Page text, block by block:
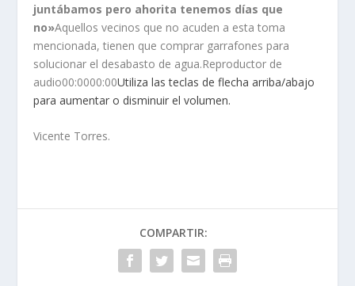
juntábamos pero ahorita tenemos días que
no»Aquellos vecinos que no acuden a esta toma
mencionada, tienen que comprar garrafones para
solucionar el desabasto de agua.Reproductor de
audio00:0000:00Utiliza las teclas de flecha arriba/abajo
para aumentar o disminuir el volumen.
Vicente Torres.
COMPARTIR: